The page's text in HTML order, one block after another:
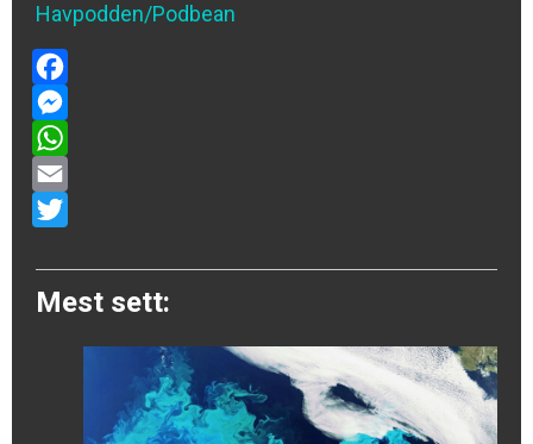
Havpodden/Podbean
Facebook
Messenger
WhatsApp
Email
Mest sett: